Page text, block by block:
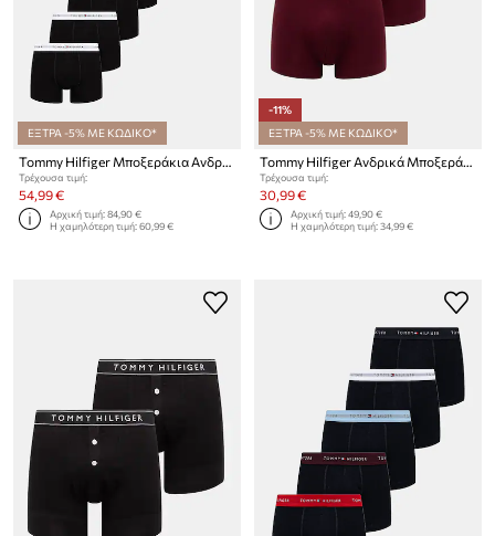
ΕΞΤΡΑ -5% ΜΕ ΚΩΔΙΚΟ*
Tommy Hilfiger Μποξεράκια Ανδρικά 7-pack
Τρέχουσα τιμή:
54,99 €
Αρχική τιμή:84,90 €
Η χαμηλότερη τιμή:60,99 €
-11%
ΕΞΤΡΑ -5% ΜΕ ΚΩΔΙΚΟ*
Tommy Hilfiger Ανδρικά Μποξεράκια 3-pack
Τρέχουσα τιμή:
30,99 €
Αρχική τιμή:49,90 €
Η χαμηλότερη τιμή:34,99 €